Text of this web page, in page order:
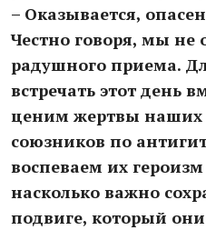
– Оказывается,
Честно говоря, мы не
радушного приема.
встречать этот день
ценим жертвы наших
союзников по
воспеваем их
насколько важно
подвиге, который